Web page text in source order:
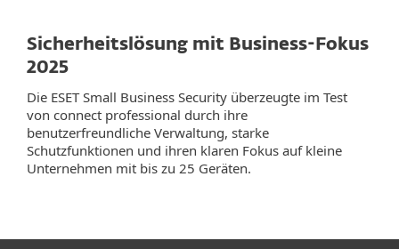
Sicherheitslösung mit Business-Fokus
2025
Die ESET Small Business Security überzeugte im Test
von connect professional durch ihre
benutzerfreundliche Verwaltung, starke
Schutzfunktionen und ihren klaren Fokus auf kleine
Unternehmen mit bis zu 25 Geräten.